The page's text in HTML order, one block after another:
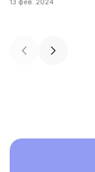
13 фев. 2024